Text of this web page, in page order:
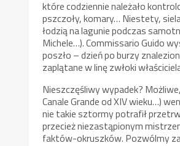
które codziennie należało
pszczoły, komary… Niestety,
łodzią na lagunie podczas
Michele…). Commissario Guido
poszło – dzień po burzy
zaplątane w linę zwłoki
Nieszczęśliwy wypadek?
Canale Grande od XIV wieku…)
nie takie sztormy potrafił
przecież niezastąpionym
faktów-okruszków. Pozwólmy